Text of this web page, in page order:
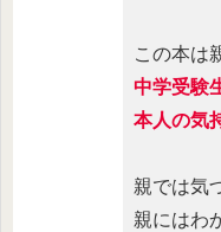
この本は
中学受験
本人の気
親では気
親にはわ